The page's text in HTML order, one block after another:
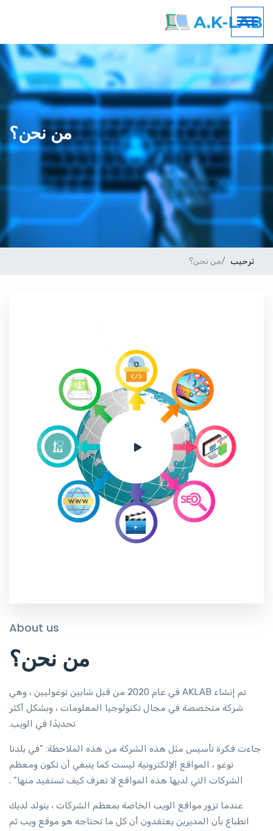
من نحن؟
ترحيب من نحن؟
About us
من نحن؟
تم إنشاء AKLAB في عام 2020 من قبل شابين توغوليين ، وهي
شركة متخصصة في مجال تكنولوجيا المعلومات ، وبشكل أكثر
تحديدًا في الويب.
جاءت فكرة تأسيس مثل هذه الشركة من هذه الملاحظة: "في بلدنا
توغو ، المواقع الإلكترونية ليست كما ينبغي أن تكون ومعظم
الشركات التي لديها هذه المواقع لا تعرف كيف تستفيد منها" .
عندما تزور مواقع الويب الخاصة بمعظم الشركات ، يتولد لديك
انطباع بأن المديرين يعتقدون أن كل ما تحتاجه هو موقع ويب ثم